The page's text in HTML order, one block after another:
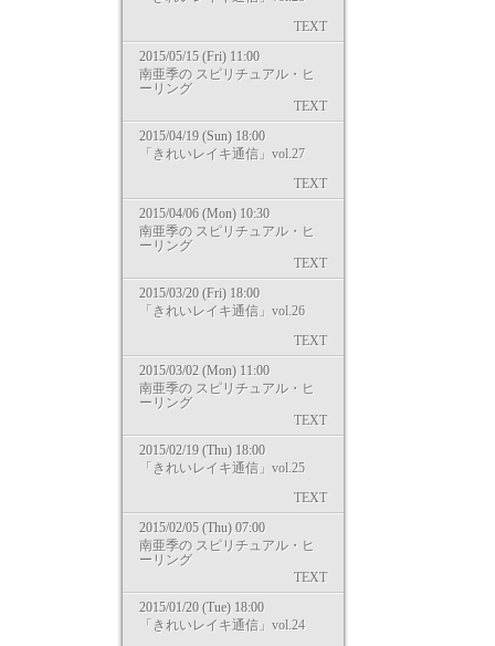
TEXT
2015/05/15 (Fri) 11:00
南亜季の スピリチュアル・ヒ
ーリング
TEXT
2015/04/19 (Sun) 18:00
「きれいレイキ通信」vol.27
TEXT
2015/04/06 (Mon) 10:30
南亜季の スピリチュアル・ヒ
ーリング
TEXT
2015/03/20 (Fri) 18:00
「きれいレイキ通信」vol.26
TEXT
2015/03/02 (Mon) 11:00
南亜季の スピリチュアル・ヒ
ーリング
TEXT
2015/02/19 (Thu) 18:00
「きれいレイキ通信」vol.25
TEXT
2015/02/05 (Thu) 07:00
南亜季の スピリチュアル・ヒ
ーリング
TEXT
2015/01/20 (Tue) 18:00
「きれいレイキ通信」vol.24